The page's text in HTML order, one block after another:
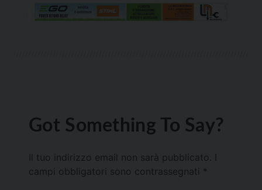
Got Something To Say?
Il tuo indirizzo email non sarà pubblicato.
campi obbligatori sono contrassegnati *